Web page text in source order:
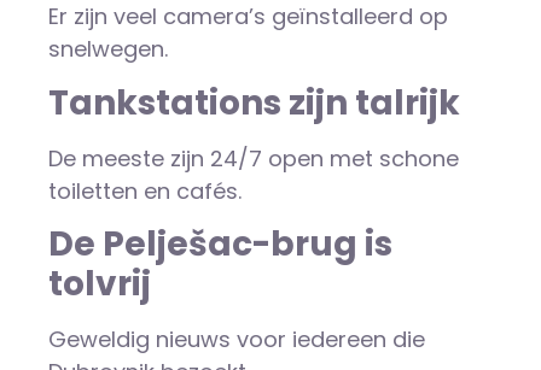
Er zijn veel camera’s geïnstalleerd op
snelwegen.
Tankstations zijn talrijk
De meeste zijn 24/7 open met schone
toiletten en cafés.
De Pelješac-brug is
tolvrij
Geweldig nieuws voor iedereen die